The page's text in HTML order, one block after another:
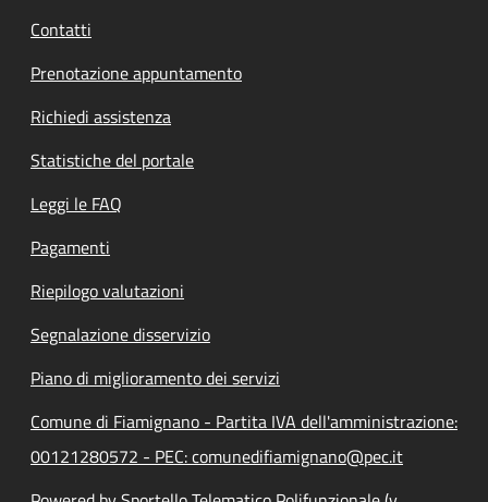
Contatti
Prenotazione appuntamento
Richiedi assistenza
Statistiche del portale
Leggi le FAQ
Pagamenti
Riepilogo valutazioni
Segnalazione disservizio
Piano di miglioramento dei servizi
Comune di Fiamignano - Partita IVA dell'amministrazione:
00121280572 - PEC: comunedifiamignano@pec.it